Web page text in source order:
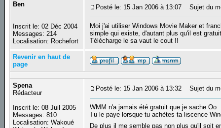
Ben
Inscrit le: 02 Déc 2004
Messages: 214
Localisation: Rochefort
Posté le: 15 Jan 2006 à 13:07 Sujet du
Moi j'ai utiliser Windows Movie Maker et
simple qui existe, d'autant plus qu'il est
Télécharge le sa vaut le cout !!
Revenir en haut de
page
Spena
Rédacteur
Inscrit le: 08 Juil 2005
Messages: 810
Localisation: Wakoué
Posté le: 15 Jan 2006 à 13:32 Sujet du
WMM n'a jamais été gratuit que je sache Oo
Tu le paye lorsque tu achètes ta liscence
De plus il me semble pas non plus qu'il soit